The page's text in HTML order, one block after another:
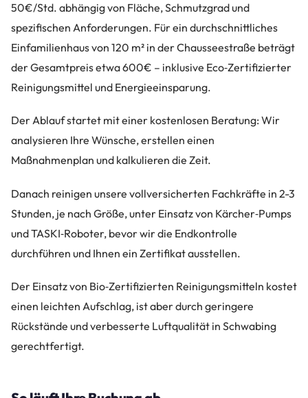
50€/Std. abhängig von Fläche, Schmutzgrad und
spezifischen Anforderungen. Für ein durchschnittliches
Einfamilienhaus von 120 m² in der Chausseestraße beträgt
der Gesamtpreis etwa 600€ – inklusive Eco‑Zertifizierter
Reinigungsmittel und Energieeinsparung.
Der Ablauf startet mit einer kostenlosen Beratung: Wir
analysieren Ihre Wünsche, erstellen einen
Maßnahmenplan und kalkulieren die Zeit.
Danach reinigen unsere vollversicherten Fachkräfte in 2-3
Stunden, je nach Größe, unter Einsatz von Kärcher‑Pumps
und TASKI‑Roboter, bevor wir die Endkontrolle
durchführen und Ihnen ein Zertifikat ausstellen.
Der Einsatz von Bio‑Zertifizierten Reinigungsmitteln kostet
einen leichten Aufschlag, ist aber durch geringere
Rückstände und verbesserte Luftqualität in Schwabing
gerechtfertigt.